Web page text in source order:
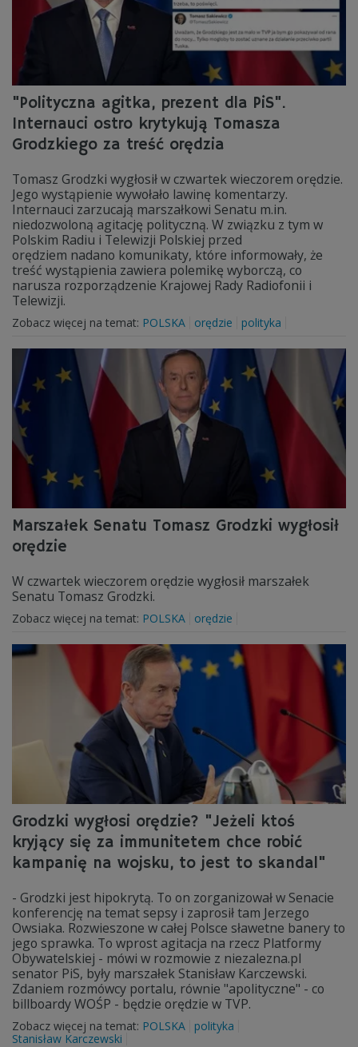
"Polityczna agitka, prezent dla PiS".
Internauci ostro krytykują Tomasza
Grodzkiego za treść orędzia
Tomasz Grodzki wygłosił w czwartek wieczorem orędzie.
Jego wystąpienie wywołało lawinę komentarzy.
Internauci zarzucają marszałkowi Senatu m.in.
niedozwoloną agitację polityczną. W związku z tym w
Polskim Radiu i Telewizji Polskiej przed
orędziem nadano komunikaty, które informowały, że
treść wystąpienia zawiera polemikę wyborczą, co
narusza rozporządzenie Krajowej Rady Radiofonii i
Telewizji.
Zobacz więcej na temat: POLSKA orędzie polityka
Marszałek Senatu Tomasz Grodzki wygłosił
orędzie
W czwartek wieczorem orędzie wygłosił marszałek
Senatu Tomasz Grodzki.
Zobacz więcej na temat: POLSKA orędzie
Grodzki wygłosi orędzie? "Jeżeli ktoś
kryjący się za immunitetem chce robić
kampanię na wojsku, to jest to skandal"
- Grodzki jest hipokrytą. To on zorganizował w Senacie
konferencję na temat sepsy i zaprosił tam Jerzego
Owsiaka. Rozwieszone w całej Polsce sławetne banery to
jego sprawka. To wprost agitacja na rzecz Platformy
Obywatelskiej - mówi w rozmowie z niezalezna.pl
senator PiS, były marszałek Stanisław Karczewski.
Zdaniem rozmówcy portalu, równie "apolityczne" - co
billboardy WOŚP - będzie orędzie w TVP.
Zobacz więcej na temat: POLSKA
polityka
Stanisław Karczewski